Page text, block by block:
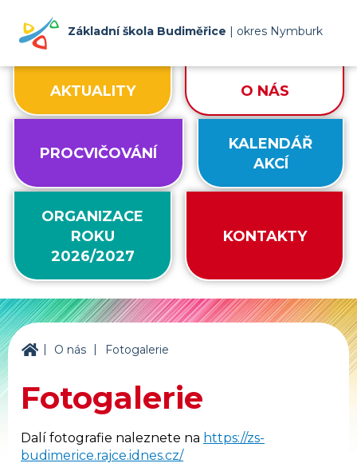
Základní škola Budiměřice | okres Nymburk
AKTUALITY O NÁS
PROCVIČOVÁNÍ
KALENDÁŘ
AKCÍ
ORGANIZACE
ROKU
2026/2027
KONTAKTY
ZŠ Budiměřice
| O nás | Fotogalerie
Fotogalerie
Dalí fotografie naleznete na https://zs-
budimerice.rajce.idnes.cz/